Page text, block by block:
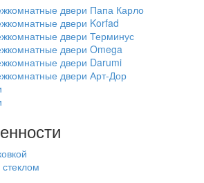
двери Папа Карло
двери Korfad
двери Терминус
двери Omega
двери Darumi
двери Арт-Дор